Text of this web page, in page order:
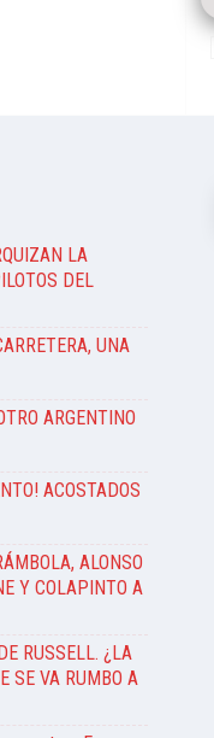
LA
DEL
UNA
ARGENTINO
ACOSTADOS
ALONSO
Y COLAPINTO A
RUSSELL. ¿LA
SE VA RUMBO A